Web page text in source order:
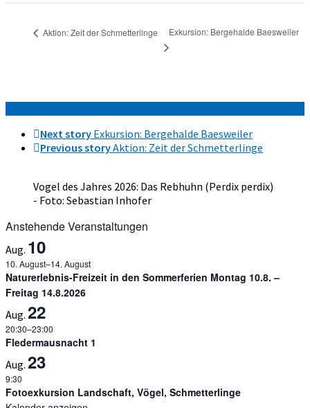
Aktion: Zeit der Schmetterlinge Exkursion: Bergehalde Baesweiler
Next story Exkursion: Bergehalde Baesweiler
Previous storyAktion: Zeit der Schmetterlinge
Vogel des Jahres 2026: Das Rebhuhn (Perdix perdix)
- Foto: Sebastian Inhofer
Anstehende Veranstaltungen
Aug. 10
10. August–14. August
Naturerlebnis-Freizeit in den Sommerferien Montag 10.8. –
Freitag 14.8.2026
Aug. 22
20:30–23:00
Fledermausnacht 1
Aug. 23
9:30
Fotoexkursion Landschaft, Vögel, Schmetterlinge